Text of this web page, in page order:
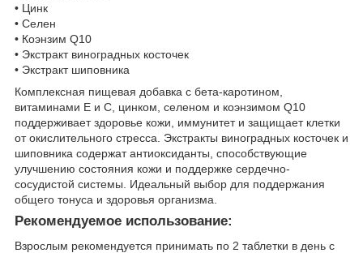
• Цинк
• Селен
• Коэнзим Q10
• Экстракт виноградных косточек
• Экстракт шиповника
Комплексная пищевая добавка с бета-каротином,
витаминами E и C, цинком, селеном и коэнзимом Q10
поддерживает здоровье кожи, иммунитет и защищает клетки
от окислительного стресса. Экстракты виноградных косточек и
шиповника содержат антиоксиданты, способствующие
улучшению состояния кожи и поддержке сердечно-
сосудистой системы. Идеальный выбор для поддержания
общего тонуса и здоровья организма.
Рекомендуемое использование:
Взрослым рекомендуется принимать по 2 таблетки в день с